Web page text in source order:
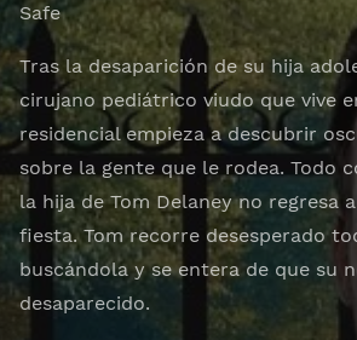
Safe
Tras la desaparición de su hija
cirujano pediátrico viudo que vive
residencial empieza a descubrir
sobre la gente que le rodea. Todo
la hija de Tom Delaney no regresa
fiesta. Tom recorre desesperado
buscándola y se entera de que su
desaparecido.